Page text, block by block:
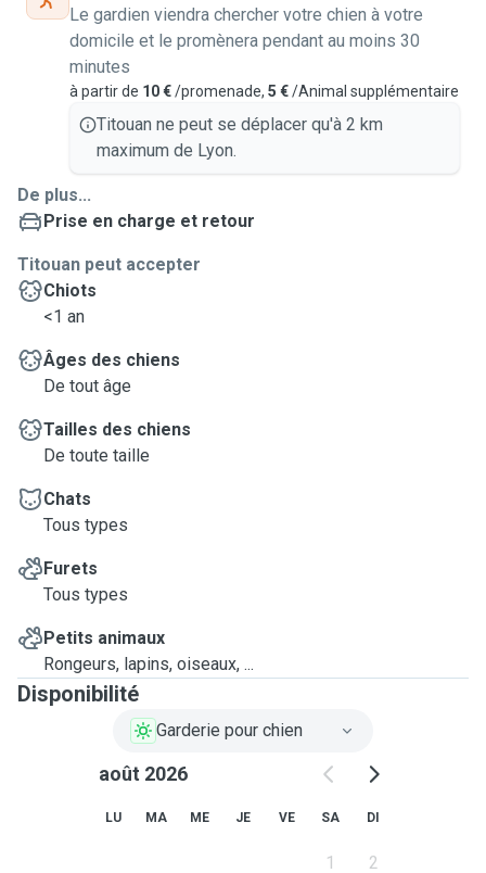
Le gardien viendra chercher votre chien à votre
domicile et le promènera pendant au moins 30
minutes
à partir de 10 €/promenade, 5 €/Animal supplémentaire
Titouan ne peut se déplacer qu'à 2 km
maximum de Lyon.
De plus...
Prise en charge et retour
Titouan peut accepter
Chiots
<1 an
Âges des chiens
De tout âge
Tailles des chiens
De toute taille
Chats
Tous types
Furets
Tous types
Petits animaux
Rongeurs, lapins, oiseaux, ...
Disponibilité
Garderie pour chien
août 2026
LU MA ME JE VE SA DI
1 2